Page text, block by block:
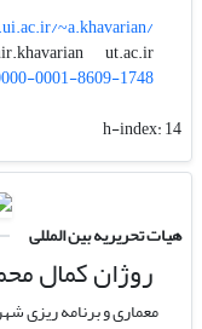
~a.khavarian/
amir.khavarian
ut.ac.ir
0001-8609-1748
h-index:14
هیات تحریریه بین المللی
روژان کمال
معماری و برنامه ریزی